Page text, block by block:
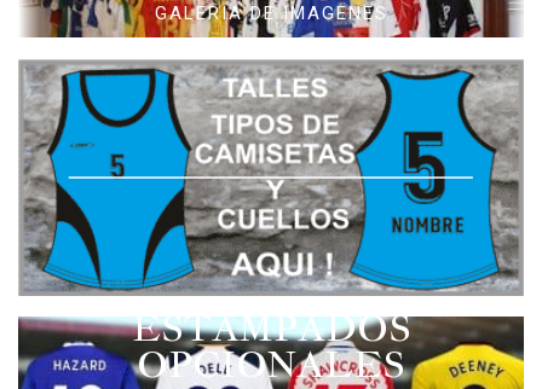
GALERIA DE IMAGENES
ESTAMPADOS
OPCIONALES